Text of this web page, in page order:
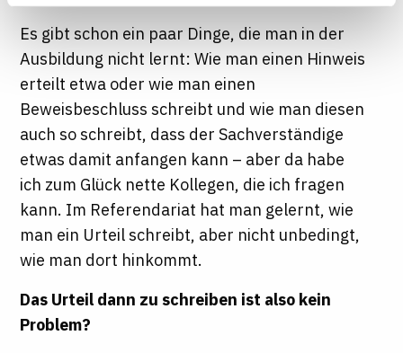
Informationen finden Sie in unseren
Datenschutzhinweisen
Es gibt schon ein paar Dinge, die man in der
Ausbildung nicht lernt: Wie man einen Hinweis
erteilt etwa oder wie man einen
Beweisbeschluss schreibt und wie man diesen
auch so schreibt, dass der Sachverständige
etwas damit anfangen kann – aber da habe
ich zum Glück nette Kollegen, die ich fragen
kann. Im Referendariat hat man gelernt, wie
man ein Urteil schreibt, aber nicht unbedingt,
wie man dort hinkommt.
Das Urteil dann zu schreiben ist also kein
Problem?